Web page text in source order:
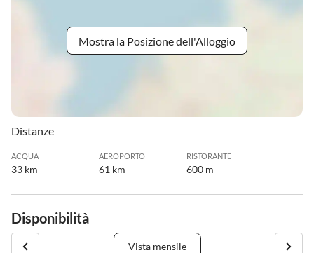
Mostra la Posizione dell'Alloggio
Distanze
ACQUA
33 km
AEROPORTO
61 km
RISTORANTE
600 m
Disponibilità
Vista mensile